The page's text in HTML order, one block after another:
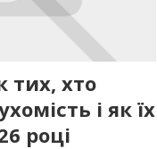
тих, хто
і як їх
році